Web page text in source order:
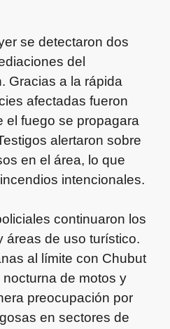
se detectaron dos
del
Gracias a la rápida
afectadas fueron
el fuego se propagara
alertaron sobre
en el área, lo que
intencionales.
continuaron los
áreas de uso turístico.
al límite con Chubut
de motos y
preocupación por
en sectores de